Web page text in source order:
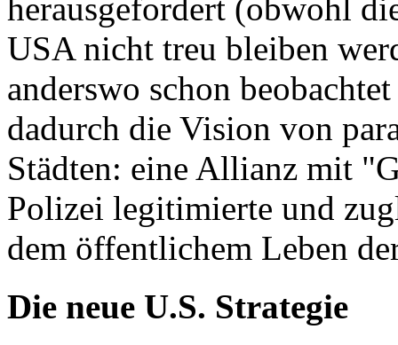
herausgefordert (obwohl
USA nicht treu bleiben
anderswo schon
dadurch die Vision von
Städten: eine Allianz mit
Polizei legitimierte und
dem öffentlichem Leben
Die neue U.S. Strategie